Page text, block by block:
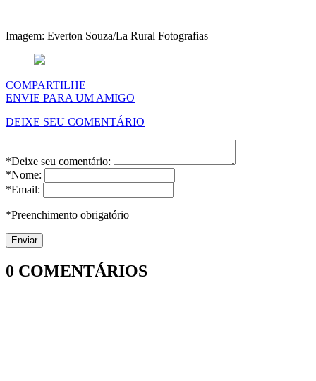
Imagem: Everton Souza/La Rural Fotografias
COMPARTILHE
ENVIE PARA UM AMIGO
DEIXE SEU COMENTÁRIO
*Deixe seu comentário:
*Nome:
*Email:
*Preenchimento obrigatório
0 COMENTÁRIOS